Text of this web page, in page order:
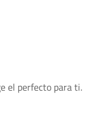
el perfecto para ti.